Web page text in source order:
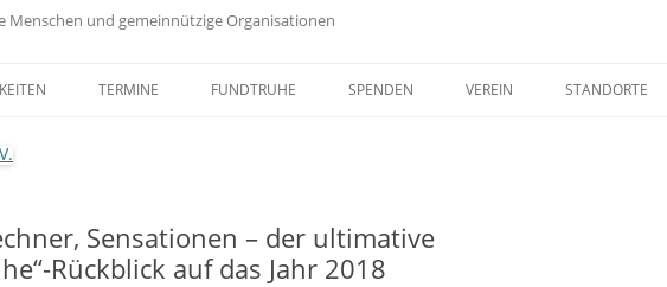
und gemeinnützige Organisationen
TERMINE FUNDTRUHE SPENDEN
ZEITSPENDEN
VEREIN STANDORTE
Sensationen – der ultimative
Rückblick auf das Jahr 2018